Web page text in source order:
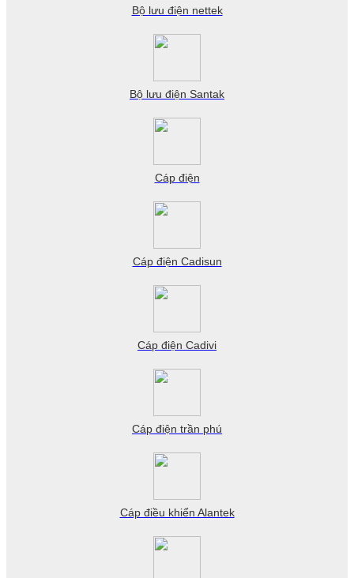
Bộ lưu điện nettek
Bộ lưu điện Santak
Cáp điện
Cáp điện Cadisun
Cáp điện Cadivi
Cáp điện trần phú
Cáp điều khiển Alantek